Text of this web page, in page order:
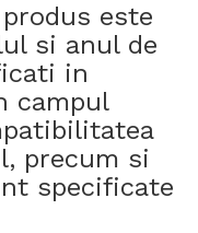
este
si anul de
in
campul
precum si
specificate